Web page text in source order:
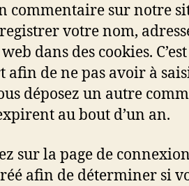
commentaire sur notre
votre nom,
dans des cookies.
de ne pas avoir à
déposez un autre
au bout d’un an.
sur la page de
afin de déterminer si